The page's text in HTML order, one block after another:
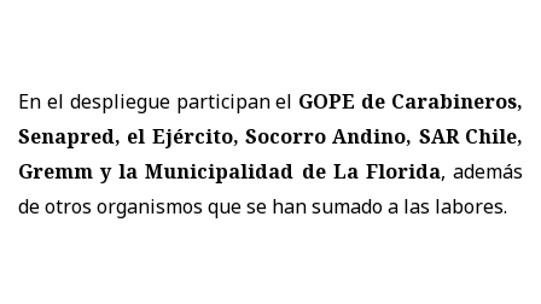
En el despliegue participan el GOPE de Carabineros,
Senapred, el Ejército, Socorro Andino, SAR Chile,
Gremm y la Municipalidad de La Florida, además
de otros organismos que se han sumado a las labores.